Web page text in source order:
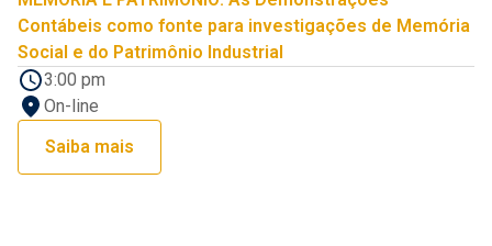
Contábeis como fonte para investigações de Memória
Social e do Patrimônio Industrial
3:00 pm
On-line
Saiba mais